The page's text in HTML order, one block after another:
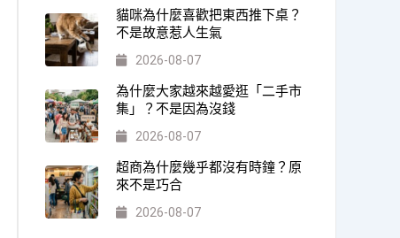
貓咪為什麼喜歡把東西推下桌？
不是故意惹人生氣
2026-08-07
為什麼大家越來越愛逛「二手市
集」？不是因為沒錢
2026-08-07
超商為什麼幾乎都沒有時鐘？原
來不是巧合
2026-08-07